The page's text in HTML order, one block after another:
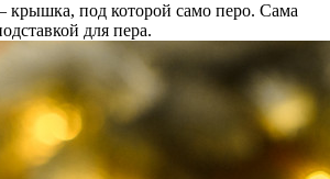
крышка, под которой само перо. Сама
для пера.